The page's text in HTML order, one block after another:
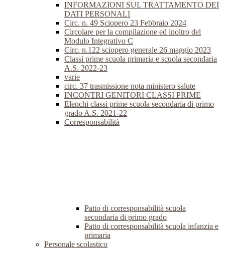
INFORMAZIONI SUL TRATTAMENTO DEI
DATI PERSONALI
Circ. n. 49 Sciopero 23 Febbraio 2024
Circolare per la compilazione ed inoltro del
Modulo Integrativo C
Circ. n.122 sciopero generale 26 maggio 2023
Classi prime scuola primaria e scuola secondaria
A.S. 2022-23
varie
circ. 37 trasmissione nota ministero salute
INCONTRI GENITORI CLASSI PRIME
Elenchi classi prime scuola secondaria di primo
grado A.S. 2021-22
Corresponsabilità
Patto di corresponsabilità scuola
secondaria di primo grado
Patto di corresponsabilità scuola infanzia e
primaria
Personale scolastico